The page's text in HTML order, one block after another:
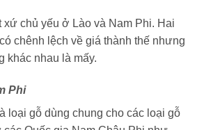
chủ yếu ở Lào và Nam Phi. Hai
chênh lệch về giá thành thế nhưng
khác nhau là mấy.
Phi
loại gỗ dùng chung cho các loại gỗ